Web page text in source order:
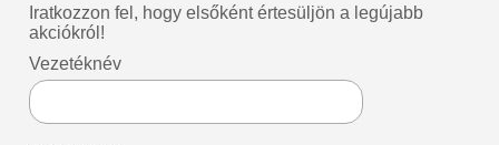
Iratkozzon fel, hogy elsőként értesüljön a legújabb
akciókról!
Vezetéknév